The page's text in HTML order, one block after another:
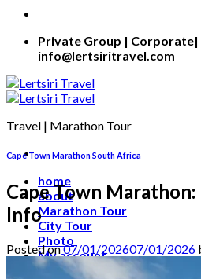
Private Group | Corporate|
info@lertsiritravel.com
Travel | Marathon Tour
home
about
Marathon Tour
City Tour
Photo
My account
contact
Cape Town Marathon South Africa
Cape Town
Info
Posted on07/01/202607/01/2026